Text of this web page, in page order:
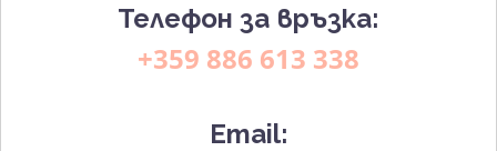
Телефон за връзка:
+359 886 613 338
Email: